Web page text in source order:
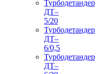
Турбодетандер
ДТ–
5/20
Турбодетандер
ДТ–
6/0,5
Турбодетандер
ДТ–